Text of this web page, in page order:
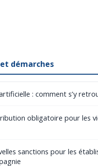
démarches
: comment s’y
obligatoire pour les
sanctions pour les